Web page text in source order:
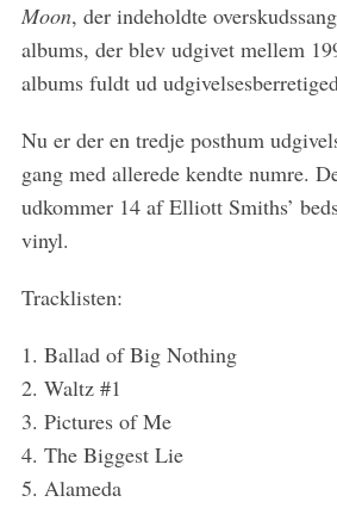
Moon, der indeholdte
albums, der blev udgivet mellem
albums fuldt ud
Nu er der en tredje posthum
gang med allerede kendte numre.
udkommer 14 af Elliott Smiths’
vinyl.
Tracklisten:
1. Ballad of Big Nothing
2. Waltz #1
3. Pictures of Me
4. The Biggest Lie
5. Alameda
a
h
o
: